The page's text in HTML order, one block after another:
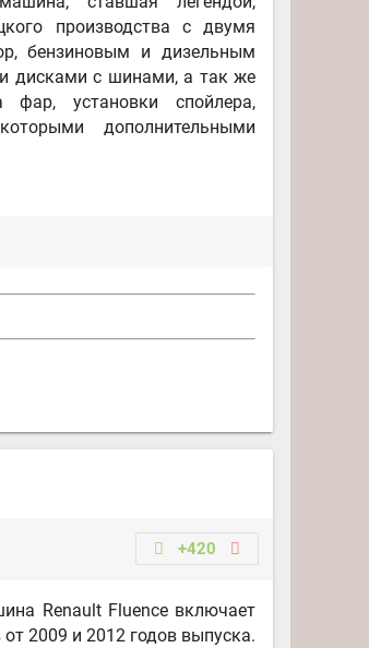
производства с двумя
бензиновым и дизельным
дисками с шинами, а так же
установки спойлера,
дополнительными
+420
Renault Fluence включает
2009 и 2012 годов выпуска.